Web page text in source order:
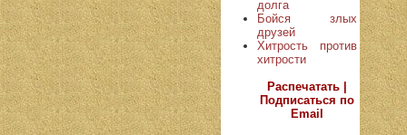
долга
Бойся злых
друзей
Хитрость против
хитрости
Распечатать |
Подписаться по
Email